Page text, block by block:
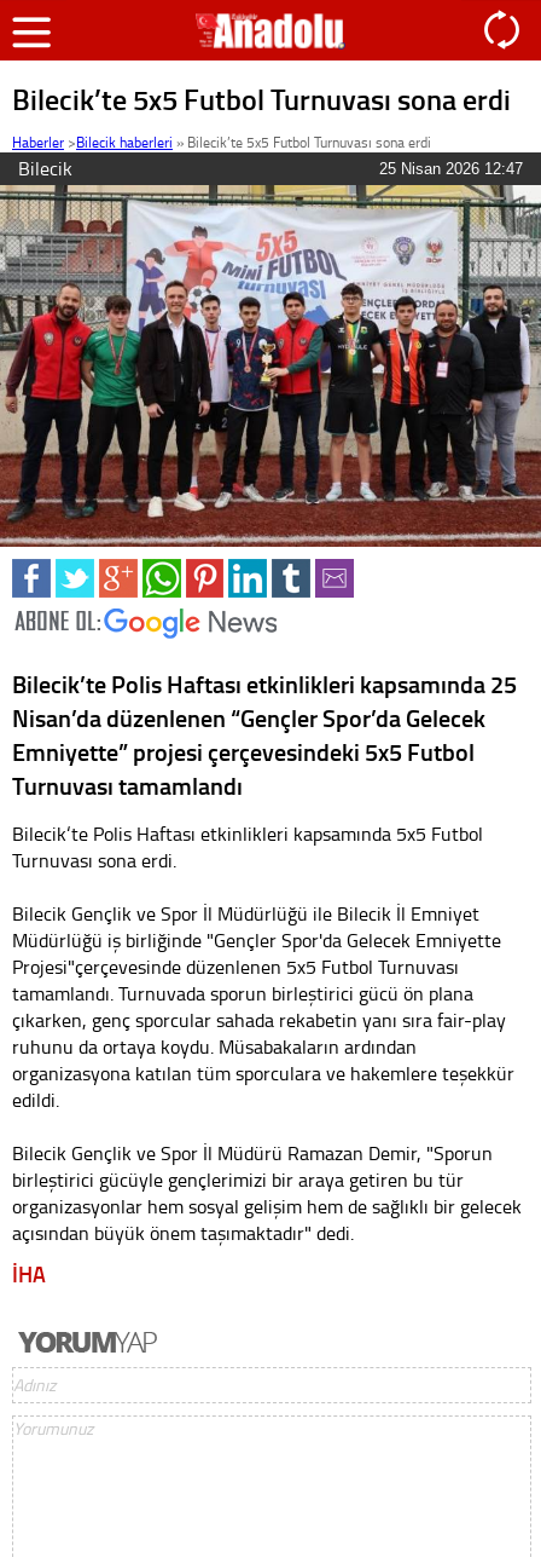
Bilecik’te 5x5 Futbol Turnuvası sona erdi
Haberler >Bilecik haberleri » Bilecik’te 5x5 Futbol Turnuvası sona erdi
Bilecik 25 Nisan 2026 12:47
Bilecik’te Polis Haftası etkinlikleri kapsamında 25
Nisan’da düzenlenen “Gençler Spor’da Gelecek
Emniyette” projesi çerçevesindeki 5x5 Futbol
Turnuvası tamamlandı
Bilecik‘te Polis Haftası etkinlikleri kapsamında 5x5 Futbol
Turnuvası sona erdi.
Bilecik Gençlik ve Spor İl Müdürlüğü ile Bilecik İl Emniyet
Müdürlüğü iş birliğinde "Gençler Spor'da Gelecek Emniyette
Projesi"çerçevesinde düzenlenen 5x5 Futbol Turnuvası
tamamlandı. Turnuvada sporun birleştirici gücü ön plana
çıkarken, genç sporcular sahada rekabetin yanı sıra fair-play
ruhunu da ortaya koydu. Müsabakaların ardından
organizasyona katılan tüm sporculara ve hakemlere teşekkür
edildi.
Bilecik Gençlik ve Spor İl Müdürü Ramazan Demir, "Sporun
birleştirici gücüyle gençlerimizi bir araya getiren bu tür
organizasyonlar hem sosyal gelişim hem de sağlıklı bir gelecek
açısından büyük önem taşımaktadır" dedi.
İHA